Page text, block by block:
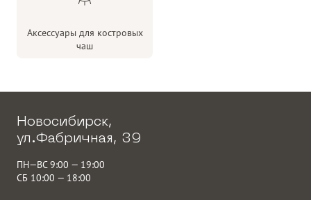
Аксессуары для костровых
чаш
Новосибирск,
ул.Фабричная, 39
ПН—ВС 9:00 — 19:00
СБ 10:00 — 18:00